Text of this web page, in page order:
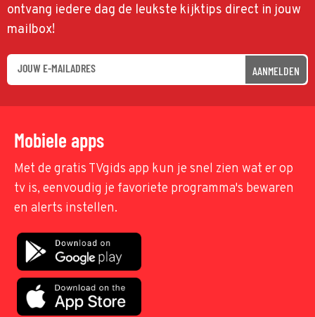
ontvang iedere dag de leukste kijktips direct in jouw
mailbox!
AANMELDEN
Mobiele apps
Met de gratis TVgids app kun je snel zien wat er op
tv is, eenvoudig je favoriete programma's bewaren
en alerts instellen.